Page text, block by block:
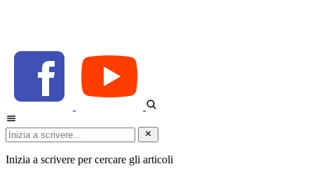
Inizia a scrivere per cercare gli articoli